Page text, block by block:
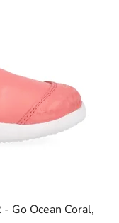
Go Ocean Coral,